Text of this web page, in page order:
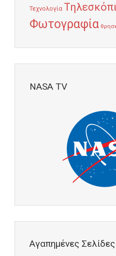
Τεχνολογία
Φωτογραφία
NASA TV
Αγαπημένες Σελίδες